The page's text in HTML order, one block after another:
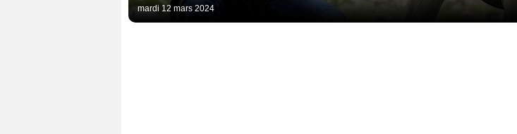
mardi 12 mars 2024